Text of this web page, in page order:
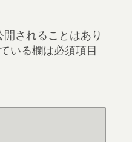
されることはあり
いる欄は必須項目